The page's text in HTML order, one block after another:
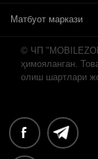
Матбуот маркази
© ЧП
ҳимояланган.
олиш шартлари